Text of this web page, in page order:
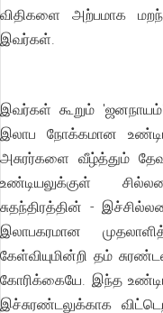
விதிகளை அற்பமாக
இவர்கள்.
இவர்கள் கூறும்
இலாப நோக்கமான
அசுரர்களை வீழ்த்தும்
உண்டியலுக்குள்
சுதந்திரத்தின் -
இலாபகரமான
கேள்வியுமின்றி தம்
கோரிக்கையே. இந்த
இச்சுரண்டலுக்காக